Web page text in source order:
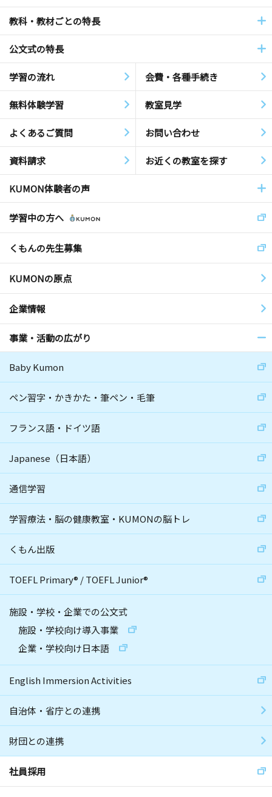
教科・教材ごとの特長
公文式の特長
学習の流れ 会費・各種手続き
無料体験学習 教室見学
よくあるご質問 お問い合わせ
資料請求 お近くの教室を探す
KUMON体験者の声
学習中の方へ
くもんの先生募集
KUMONの原点
企業情報
事業・活動の広がり
Baby Kumon
ペン習字・かきかた・筆ペン・毛筆
フランス語・ドイツ語
Japanese（日本語）
通信学習
学習療法・脳の健康教室・KUMONの脳トレ
くもん出版
TOEFL Primary® /TOEFL Junior®
施設・学校・企業での公文式
施設・学校向け導入事業
企業・学校向け日本語
English Immersion Activities
自治体・省庁との連携
財団との連携
社員採用